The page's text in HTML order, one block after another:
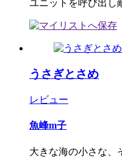
ユニットを呼び出し
うさぎとさめ
レビュー
魚峰m子
大きな海の小さな、